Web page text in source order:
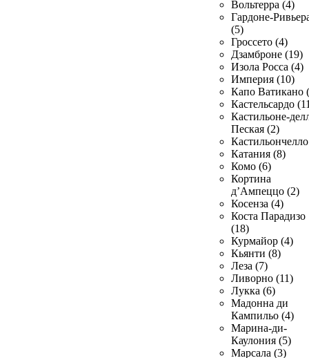
Вольтерра (4)
Гардоне-
(5)
Гроссето (4)
Дзамброне (19)
Изола Росса (4)
Империя (10)
Капо Ватикано
Кастельсардо
Кастильоне-
Пеская (2)
Катания (8)
Комо (6)
Кортина
д’Ампеццо (2)
Косенза (4)
Коста Парадизо
(18)
Курмайор (4)
Кьянти (8)
Леза (7)
Ливорно (11)
Лукка (6)
Мадонна ди
Кампильо (4)
Марина-ди-
Каулония (5)
Марсала (3)